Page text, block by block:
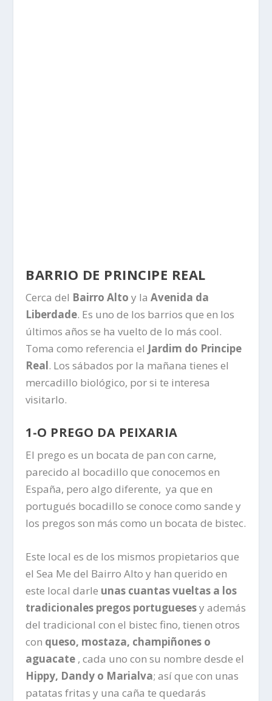
BARRIO DE PRINCIPE REAL
Cerca del Bairro Alto y laAvenida da
Liberdade. Es uno de los barrios que en los
últimos años se ha vuelto de lo más cool.
Toma como referencia el Jardim do Principe
Real. Los sábados por la mañana tienes el
mercadillo biológico, por si te interesa
visitarlo.
1-O PREGO DA PEIXARIA
El prego es un bocata de pan con carne,
parecido al bocadillo que conocemos en
España, pero algo diferente, ya que en
portugués bocadillo se conoce como sande y
los pregos son más como un bocata de bistec.
Este local es de los mismos propietarios que
el Sea Me del Bairro Alto y han querido en
este local darle unas cuantas vueltas a los
tradicionales pregos portuguesesy además
del tradicional con el bistec fino, tienen otros
con queso, mostaza, champiñones o
aguacate , cada uno con su nombre desde el
Hippy, Dandy o Marialva; así que con unas
patatas fritas y una caña te quedarás